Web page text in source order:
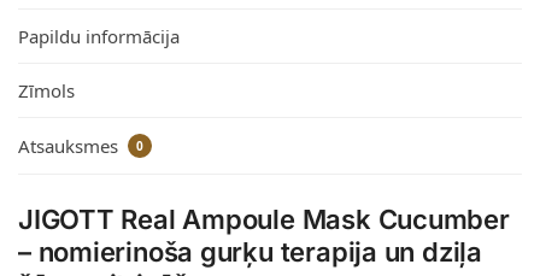
Papildu informācija
Zīmols
Atsauksmes 0
JIGOTT Real Ampoule Mask Cucumber
– nomierinoša gurķu terapija un dziļa